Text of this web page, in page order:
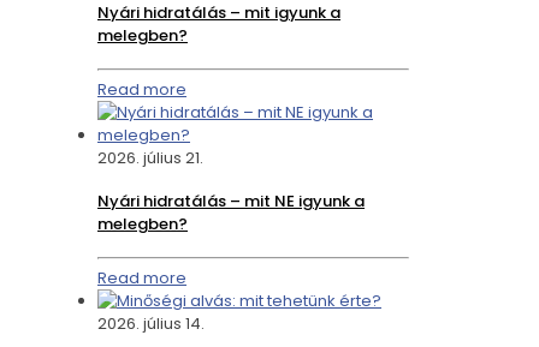
Nyári hidratálás – mit igyunk a
melegben?
Read more
2026. július 21.
Nyári hidratálás – mit NE igyunk a
melegben?
Read more
2026. július 14.